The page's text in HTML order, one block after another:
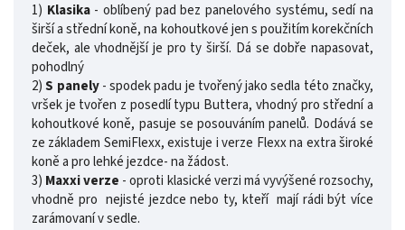
1) Klasika - oblíbený pad bez panelového systému, sedí na
širší a střední koně, na kohoutkové jen s použitím korekčních
deček, ale vhodnější je pro ty širší. Dá se dobře napasovat,
pohodlný
2)S panely- spodek padu je tvořený jako sedla této značky,
vršek je tvořen z posedlí typu Buttera, vhodný pro střední a
kohoutkové koně, pasuje se posouváním panelů. Dodává se
ze základem SemiFlexx, existuje i verze Flexx na extra široké
koně a pro lehké jezdce- na žádost.
3) Maxxi verze - oproti klasické verzi má vyvýšené rozsochy,
vhodně pro nejisté jezdce nebo ty, kteří mají rádi být více
zarámovaní v sedle.